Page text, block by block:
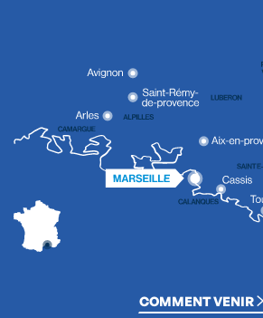
COMMENT VENIR